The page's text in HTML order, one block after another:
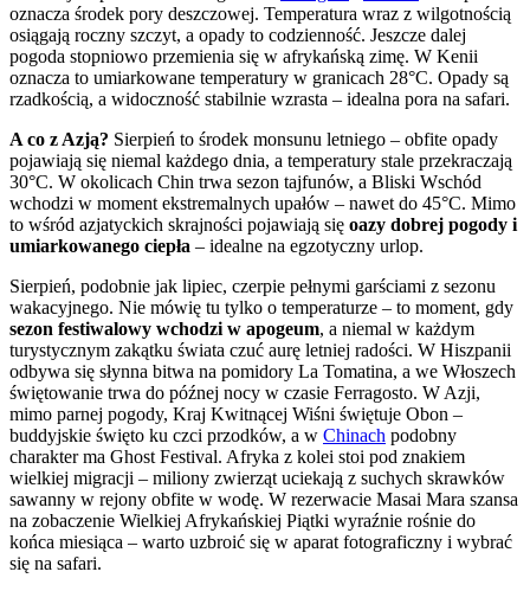
oznacza środek pory deszczowej. Temperatura wraz z wilgotnością
osiągają roczny szczyt, a opady to codzienność. Jeszcze dalej
pogoda stopniowo przemienia się w afrykańską zimę. W Kenii
oznacza to umiarkowane temperatury w granicach 28°C. Opady są
rzadkością, a widoczność stabilnie wzrasta – idealna pora na safari.
A co z Azją? Sierpień to środek monsunu letniego – obfite opady
pojawiają się niemal każdego dnia, a temperatury stale przekraczają
30°C. W okolicach Chin trwa sezon tajfunów, a Bliski Wschód
wchodzi w moment ekstremalnych upałów – nawet do 45°C. Mimo
to wśród azjatyckich skrajności pojawiają się oazy dobrej pogody i
umiarkowanego ciepła – idealne na egzotyczny urlop.
Sierpień, podobnie jak lipiec, czerpie pełnymi garściami z sezonu
wakacyjnego. Nie mówię tu tylko o temperaturze – to moment, gdy
sezon festiwalowy wchodzi w apogeum, a niemal w każdym
turystycznym zakątku świata czuć aurę letniej radości. W Hiszpanii
odbywa się słynna bitwa na pomidory La Tomatina, a we Włoszech
świętowanie trwa do późnej nocy w czasie Ferragosto. W Azji,
mimo parnej pogody, Kraj Kwitnącej Wiśni świętuje Obon –
buddyjskie święto ku czci przodków, a w Chinach podobny
charakter ma Ghost Festival. Afryka z kolei stoi pod znakiem
wielkiej migracji – miliony zwierząt uciekają z suchych skrawków
sawanny w rejony obfite w wodę. W rezerwacie Masai Mara szansa
na zobaczenie Wielkiej Afrykańskiej Piątki wyraźnie rośnie do
końca miesiąca – warto uzbroić się w aparat fotograficzny i wybrać
się na safari.